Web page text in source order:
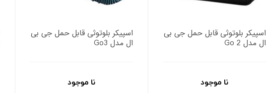
اسپیکر بلوتوثی قابل حمل جی بی
ال مدل Go 2
نا موجود
اسپیکر بلوتوثی قابل حمل جی بی
ال مدل Go3
نا موجود